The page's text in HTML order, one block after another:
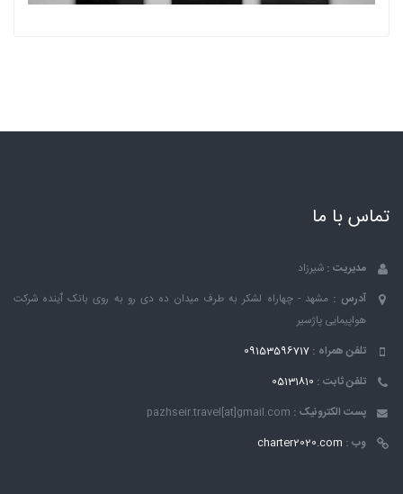
تماس با ما
مدیریت : شیرزاد
آدرس : مشهد - چهاراه لشکر به طرف میدان ده دی رو به روی بانک ٱینده شرکت
هواپیمایی پاژسیر
تلفن همراه : 09153596717
تلفن ثابت : 05131810
پست الکترونیک : pazhseir.travel[at]gmail.com
وب : charter2020.com